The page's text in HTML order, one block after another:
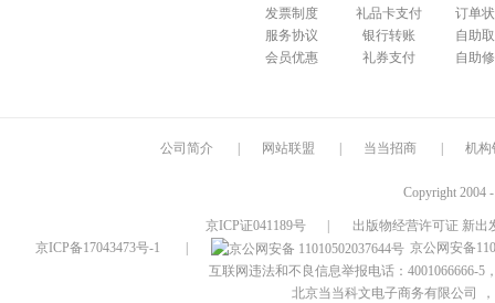
发票制度
服务协议
会员优惠
礼品卡支付
银行转账
礼券支付
订单
自助
自助
公司简介 网站联盟 当当招商 机构
Copyright 2004
京ICP证041189号
出版物经营许可证 新出
京ICP备17043473号-1
京公网安备
互联网违法和不良信息举报电话：4001066666-5
北京当当科文电子商务有限公司